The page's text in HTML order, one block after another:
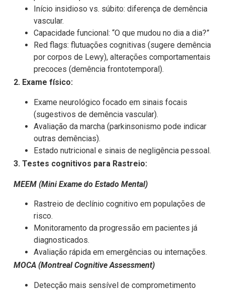
Início insidioso vs. súbito: diferença de demência
vascular.
Capacidade funcional: “O que mudou no dia a dia?”
Red flags: flutuações cognitivas (sugere demência
por corpos de Lewy), alterações comportamentais
precoces (demência frontotemporal).
2. Exame físico:
Exame neurológico focado em sinais focais
(sugestivos de demência vascular).
Avaliação da marcha (parkinsonismo pode indicar
outras demências).
Estado nutricional e sinais de negligência pessoal.
3. Testes cognitivos para Rastreio:
MEEM (Mini Exame do Estado Mental)
Rastreio de declínio cognitivo em populações de
risco.
Monitoramento da progressão em pacientes já
diagnosticados.
Avaliação rápida em emergências ou internações.
MOCA (Montreal Cognitive Assessment)
Detecção mais sensível de comprometimento